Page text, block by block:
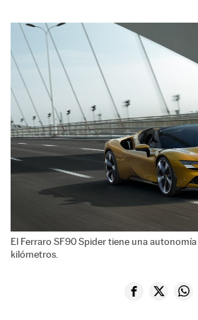
El Ferraro SF90 Spider tiene una
kilómetros.